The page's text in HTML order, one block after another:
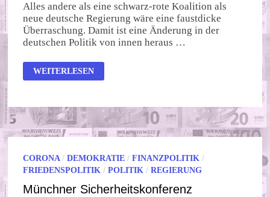
Alles andere als eine schwarz-rote Koalition als
neue deutsche Regierung wäre eine faustdicke
Überraschung. Damit ist eine Änderung in der
deutschen Politik von innen heraus …
WAHLEN
GEGEN
WEITERLESEN
CORONA/DEMOKRATIE /FINANZPOLITIK /
FRIEDENSPOLITIK /POLITIK /REGIERUNG
Münchner Sicherheitskonferenz